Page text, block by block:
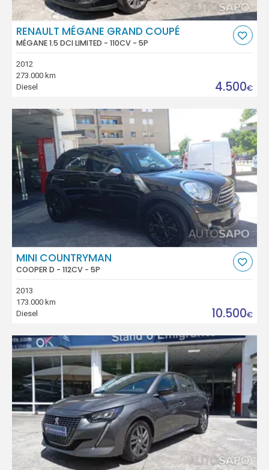
RENAULT MÉGANE GRAND COUPÉ
MÉGANE 1.5 DCI LIMITED - 110CV - 5P
2012
273.000 km
Diesel
4.500€
MINI COUNTRYMAN
COOPER D - 112CV - 5P
2013
173.000 km
Diesel
10.500€